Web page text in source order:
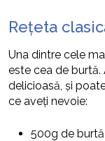
Rețeta
Una dintre cele
este cea de burtă.
delicioasă, și
ce aveți nevoie:
500g de burtă